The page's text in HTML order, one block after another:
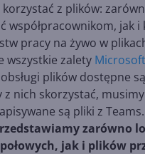
z plików:
współpracownikom, jak i
pracy na żywo w
wszystkie zalety
plików dostępne
z nich skorzystać,
są pliki z Teams.
zarówno
jak i plików